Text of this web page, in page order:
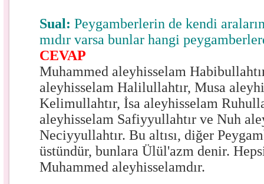
Sual:Peygamberlerin de kendi
mıdır varsa bunlar hangi
CEVAP
Muhammed aleyhisselam
aleyhisselam Halilullahtır, Musa
Kelimullahtır, İsa aleyhisselam
aleyhisselam Safiyyullahtır ve Nuh
Neciyyullahtır. Bu altısı, diğer
üstündür, bunlara Ülül'azm denir.
Muhammed aleyhisselamdır.